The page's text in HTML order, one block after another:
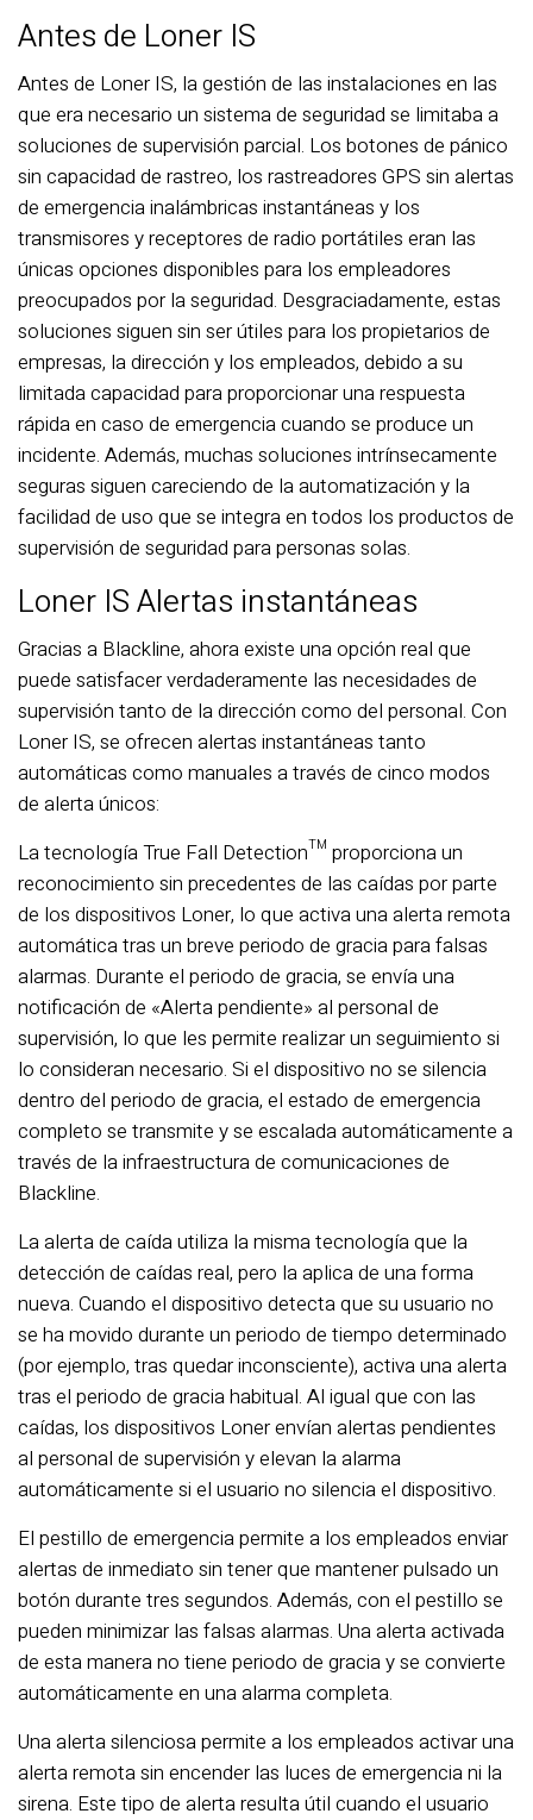
Antes de Loner IS
Antes de Loner IS, la gestión de las instalaciones en las
que era necesario un sistema de seguridad se limitaba a
soluciones de supervisión parcial. Los botones de pánico
sin capacidad de rastreo, los rastreadores GPS sin alertas
de emergencia inalámbricas instantáneas y los
transmisores y receptores de radio portátiles eran las
únicas opciones disponibles para los empleadores
preocupados por la seguridad. Desgraciadamente, estas
soluciones siguen sin ser útiles para los propietarios de
empresas, la dirección y los empleados, debido a su
limitada capacidad para proporcionar una respuesta
rápida en caso de emergencia cuando se produce un
incidente. Además, muchas soluciones intrínsecamente
seguras siguen careciendo de la automatización y la
facilidad de uso que se integra en todos los productos de
supervisión de seguridad para personas solas.
Loner IS Alertas instantáneas
Gracias a Blackline, ahora existe una opción real que
puede satisfacer verdaderamente las necesidades de
supervisión tanto de la dirección como del personal. Con
Loner IS, se ofrecen alertas instantáneas tanto
automáticas como manuales a través de cinco modos
de alerta únicos:
La tecnología True Fall Detection™ proporciona un
reconocimiento sin precedentes de las caídas por parte
de los dispositivos Loner, lo que activa una alerta remota
automática tras un breve periodo de gracia para falsas
alarmas. Durante el periodo de gracia, se envía una
notificación de «Alerta pendiente» al personal de
supervisión, lo que les permite realizar un seguimiento si
lo consideran necesario. Si el dispositivo no se silencia
dentro del periodo de gracia, el estado de emergencia
completo se transmite y se escalada automáticamente a
través de la infraestructura de comunicaciones de
Blackline.
La alerta de caída utiliza la misma tecnología que la
detección de caídas real, pero la aplica de una forma
nueva. Cuando el dispositivo detecta que su usuario no
se ha movido durante un periodo de tiempo determinado
(por ejemplo, tras quedar inconsciente), activa una alerta
tras el periodo de gracia habitual. Al igual que con las
caídas, los dispositivos Loner envían alertas pendientes
al personal de supervisión y elevan la alarma
automáticamente si el usuario no silencia el dispositivo.
El pestillo de emergencia permite a los empleados enviar
alertas de inmediato sin tener que mantener pulsado un
botón durante tres segundos. Además, con el pestillo se
pueden minimizar las falsas alarmas. Una alerta activada
de esta manera no tiene periodo de gracia y se convierte
automáticamente en una alarma completa.
Una alerta silenciosa permite a los empleados activar una
alerta remota sin encender las luces de emergencia ni la
sirena. Este tipo de alerta resulta útil cuando el usuario